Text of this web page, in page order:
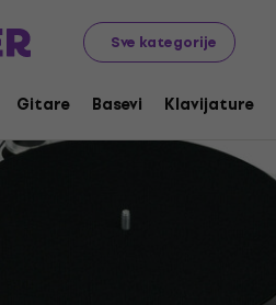
Sve kategorije
Gitare Basevi Klavijature
Gramofoni Kućni gramofoni